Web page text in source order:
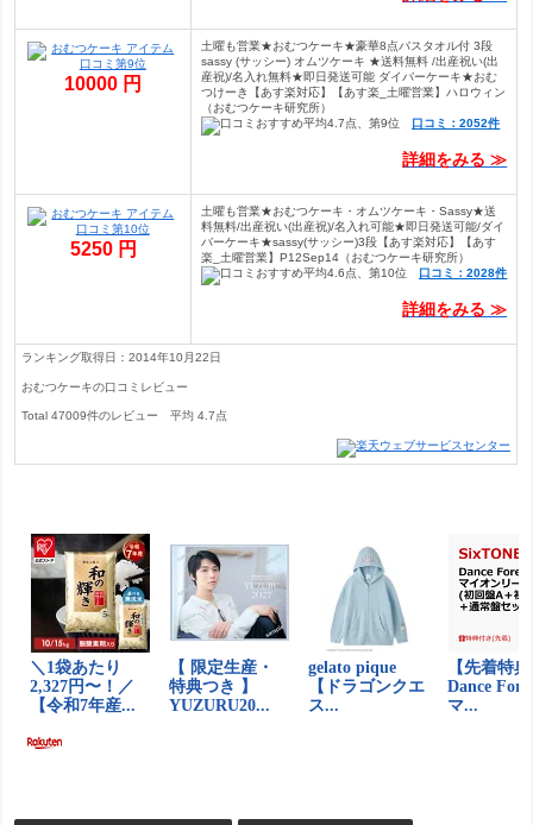
10000 円
土曜も営業★おむつケーキ★豪華8点バスタオル付 3段
sassy (サッシー) オムツケーキ ★送料無料 /出産祝い(出
産祝)/名入れ無料★即日発送可能 ダイバーケーキ★おむ
つけーき【あす楽対応】【あす楽_土曜営業】ハロウィン
（おむつケーキ研究所）
口コミ：2052件
詳細をみる ≫
5250 円
土曜も営業★おむつケーキ・オムツケーキ・Sassy★送
料無料/出産祝い(出産祝)/名入れ可能★即日発送可能/ダイ
バーケーキ★sassy(サッシー)3段【あす楽対応】【あす
楽_土曜営業】P12Sep14（おむつケーキ研究所）
口コミ：2028件
詳細をみる ≫
ランキング取得日：2014年10月22日
おむつケーキの口コミレビュー
Total47009件のレビュー平均4.7点